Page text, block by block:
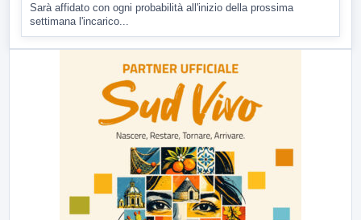
Sarà affidato con ogni probabilità all'inizio della prossima
settimana l'incarico...